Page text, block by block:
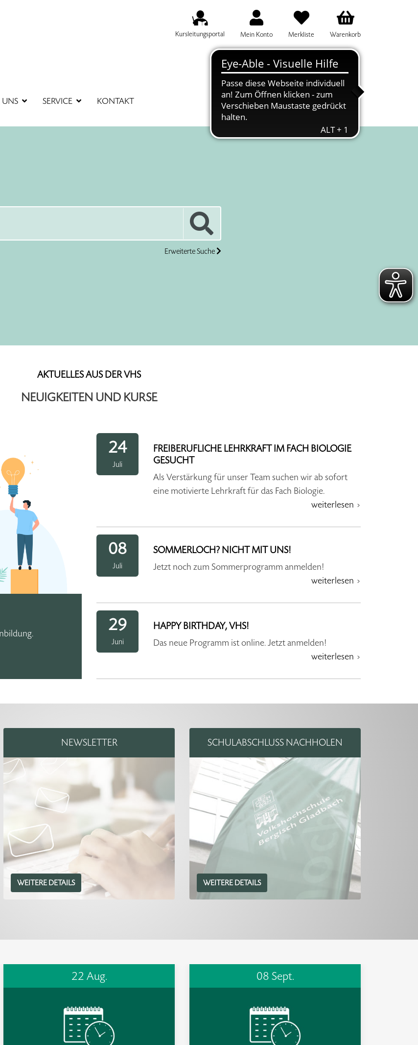
Kursleitungsportal Mein Konto Merkliste Warenkorb
UNS SERVICE KONTAKT
SUCHBEGRIFF FÜR DIE KURSSUCHE EINGEBEN
Erweiterte Suche
AKTUELLES AUS DER VHS
NEUIGKEITEN UND KURSE
24
Juli
FREIBERUFLICHE LEHRKRAFT IM FACH BIOLOGIE
GESUCHT
Als Verstärkung für unser Team suchen wir ab sofort
eine motivierte Lehrkraft für das Fach Biologie.
weiterlesen
08
Juli
SOMMERLOCH? NICHT MIT UNS!
Jetzt noch zum Sommerprogramm anmelden!
weiterlesen
29
Juni
HAPPY BIRTHDAY, VHS!
Das neue Programm ist online. Jetzt anmelden!
weiterlesen
NEWSLETTER
WEITERE DETAILS
SCHULABSCHLUSS NACHHOLEN
WEITERE DETAILS
22 Aug. 08 Sept.